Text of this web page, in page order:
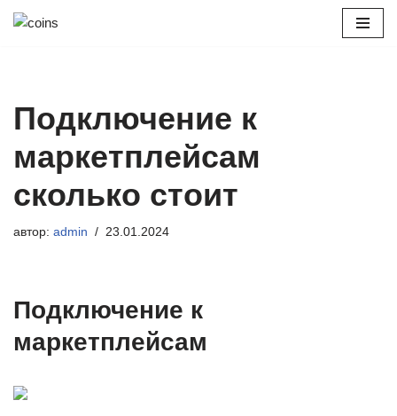
Подключение к
маркетплейсам
сколько стоит
автор: admin 23.01.2024
Подключение к
маркетплейсам